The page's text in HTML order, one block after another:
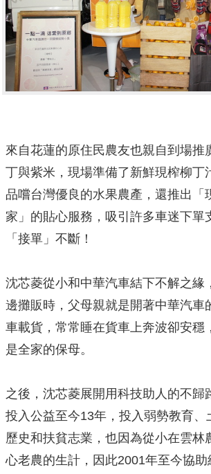
來自花蓮的原住民農友也親自到場推
丁與紫米，現場準備了新鮮現榨柳丁
品嚐台灣優良的水果農產，還推出「
家」的貼心服務，吸引許多車迷下單
「接單」不斷！
沈芯菱從小和中華汽車結下不解之緣
邊攤販時，父母親就是開著中華汽車
車載貨，常常睡在貨車上奔波卻安穩
是全家的保母。
之後，沈芯菱展開用科技助人的不歸
投入公益至今13年，投入弱勢教育、
歷史和扶貧志業，也因為從小在雲林
心老農的生計，因此2001年至今協